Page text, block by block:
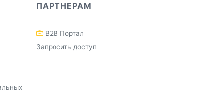
ПАРТНЕРАМ
B2B Портал
Запросить доступ